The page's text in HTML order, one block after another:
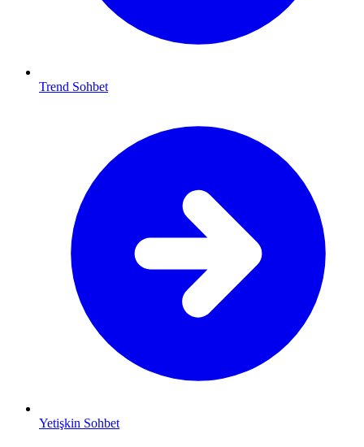
Trend Sohbet
Yetişkin Sohbet